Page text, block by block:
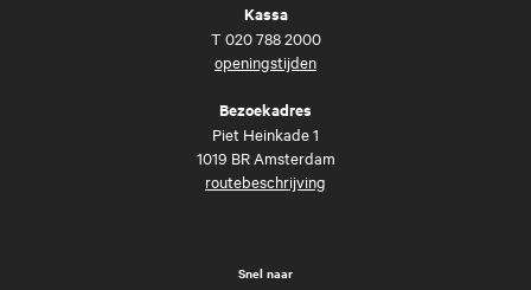
Kassa
T 020 788 2000
openingstijden
Bezoekadres
Piet Heinkade 1
1019 BR Amsterdam
routebeschrijving
Snel naar